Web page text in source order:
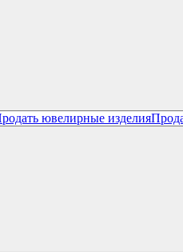
ювелирные изделия